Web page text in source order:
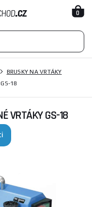
0
BRUSKY NA VRTÁKY
18
VRTÁKY GS-18